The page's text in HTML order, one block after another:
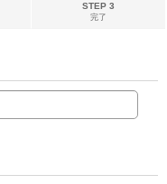
STEP 3
完了